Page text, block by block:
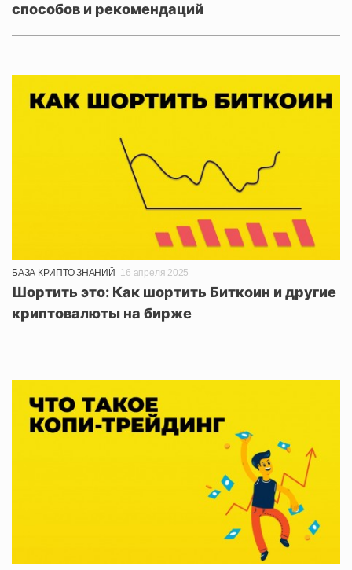
способов и рекомендаций
БАЗА КРИПТО ЗНАНИЙ 16 апреля 2025
Шортить это: Как шортить Биткоин и другие
криптовалюты на бирже